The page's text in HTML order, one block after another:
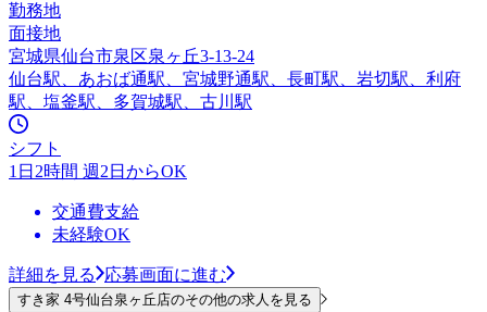
勤務地
面接地
宮城県仙台市泉区泉ヶ丘3-13-24
仙台駅、あおば通駅、宮城野通駅、長町駅、岩切駅、利府
駅、塩釜駅、多賀城駅、古川駅
シフト
1日2時間 週2日からOK
交通費支給
未経験OK
詳細を見る 応募画面に進む
すき家 4号仙台泉ヶ丘店のその他の求人を見る